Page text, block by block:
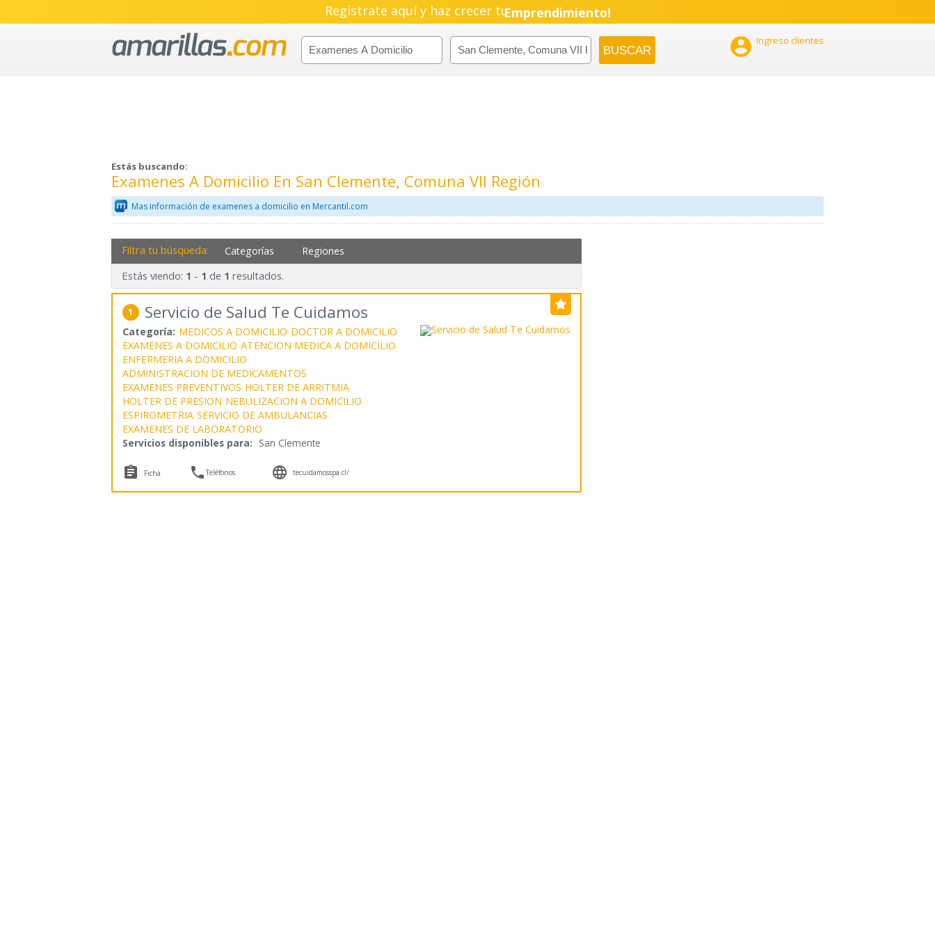
Regístrate aquí y haz crecer tuEmprendimiento!
 Ingreso clientes
Estás buscando:
Examenes A Domicilio En San Clemente, Comuna VII Región
Mas información de examenes a domicilio en Mercantil.com
Filtra tu búsqueda: Categorías Regiones
Estás viendo: 1 - 1 de 1 resultados.
1 Servicio de Salud Te Cuidamos
Categoría: MEDICOS A DOMICILIO DOCTOR A DOMICILIO
EXAMENES A DOMICILIO ATENCION MEDICA A DOMICILIO
ENFERMERIA A DOMICILIO
ADMINISTRACION DE MEDICAMENTOS
EXAMENES PREVENTIVOS HOLTER DE ARRITMIA
HOLTER DE PRESION NEBULIZACION A DOMICILIO
ESPIROMETRIA SERVICIO DE AMBULANCIAS
EXAMENES DE LABORATORIO
Servicios disponibles para: San Clemente
 Ficha Teléfonos  tecuidamosspa.cl/